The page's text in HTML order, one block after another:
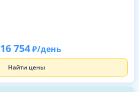
16 754 /день
Найти цены